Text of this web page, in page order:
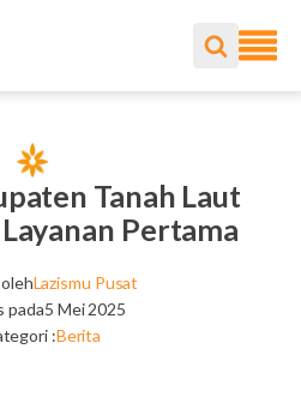
Tanah Laut
Pertama
Lazismu Pusat
pada5 Mei 2025
:Berita